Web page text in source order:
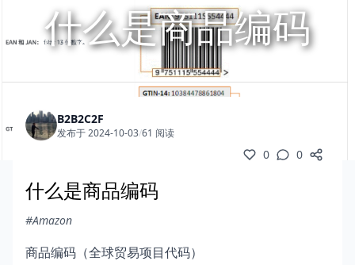
什么是商品编码
B2B2C2F
发布于 2024-10-03/61 阅读
0 0
什么是商品编码
#Amazon
商品编码（全球贸易项目代码）